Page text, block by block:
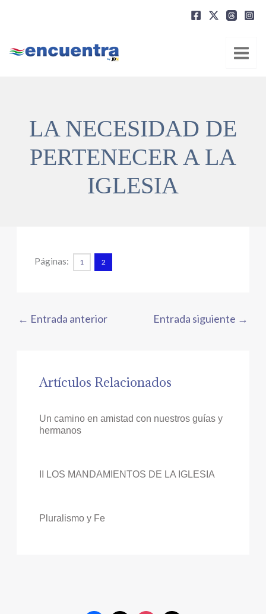
LA NECESIDAD DE
PERTENECER A LA
IGLESIA
Páginas: 1 2
← Entrada anterior Entrada siguiente →
Artículos Relacionados
Un camino en amistad con nuestros guías y
hermanos
II LOS MANDAMIENTOS DE LA IGLESIA
Pluralismo y Fe